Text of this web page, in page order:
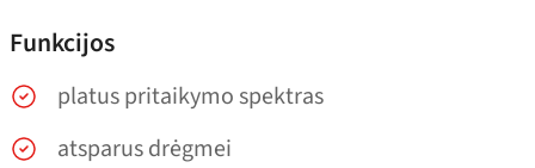
Funkcijos
platus pritaikymo spektras
atsparus drėgmei